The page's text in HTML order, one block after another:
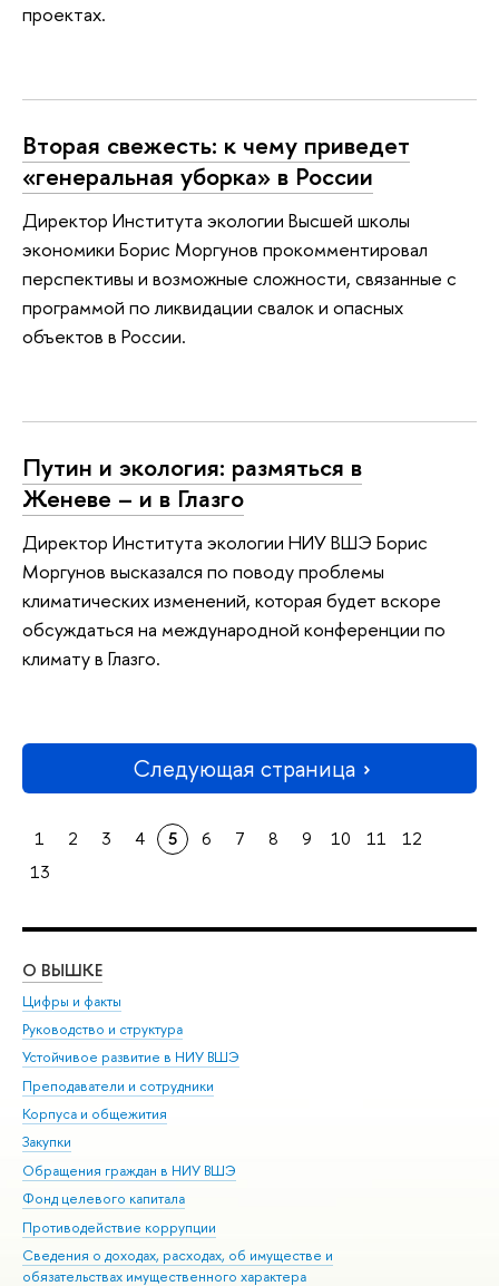
проектах.
Вторая свежесть: к чему приведет
«генеральная уборка» в России
Директор Института экологии Высшей школы
экономики Борис Моргунов прокомментировал
перспективы и возможные сложности, связанные с
программой по ликвидации свалок и опасных
объектов в России.
Путин и экология: размяться в
Женеве – и в Глазго
Директор Института экологии НИУ ВШЭ Борис
Моргунов высказался по поводу проблемы
климатических изменений, которая будет вскоре
обсуждаться на международной конференции по
климату в Глазго.
Следующая страница
1 2 3 4 5 6 7 8 9 10 11
12
13
О ВЫШКЕ
Цифры и факты
Руководство и структура
Устойчивое развитие в НИУ ВШЭ
Преподаватели и сотрудники
Корпуса и общежития
Закупки
Обращения граждан в НИУ ВШЭ
Фонд целевого капитала
Противодействие коррупции
Сведения о доходах, расходах, об имуществе и
обязательствах имущественного характера